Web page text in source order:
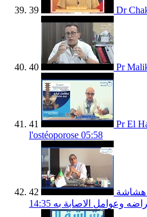
39 Dr
40 Pr
41
Pr El
l'ostéoporose 05:58
42
هشاشة
وعوامل الاصابة به 14:35